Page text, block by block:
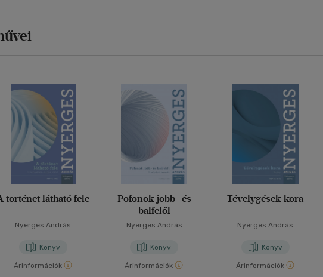
történet látható fele
Nyerges András
Könyv
Árinformációk
Pofonok jobb- és
balfelől
Nyerges András
Könyv
Árinformációk
Tévelygések kora
Nyerges András
Könyv
Árinformációk